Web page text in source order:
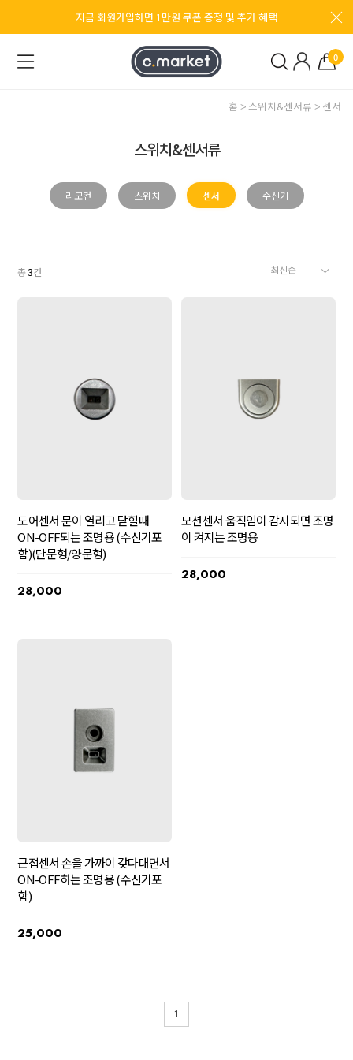
지금 회원가입하면 1만원 쿠폰 증정 및 추가 혜택
0
홈 스위치&센서류 센서
스위치&센서류
리모컨 스위치 센서 수신기
총3건
도어센서 문이 열리고 닫힐때
ON-OFF되는 조명용 (수신기포
함)(단문형/양문형)
28,000
모션센서 움직임이 감지되면 조명
이 켜지는 조명용
28,000
근접센서 손을 가까이 갖다대면서
ON-OFF하는 조명용 (수신기포
함)
25,000
1